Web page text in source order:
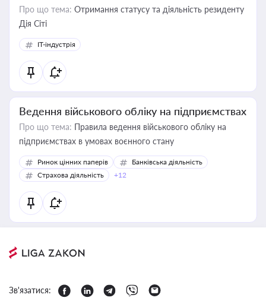
Про що тема: Отримання статусу та діяльність резиденту
Дія Сіті
IT-індустрія
Ведення військового обліку на підприємствах
Про що тема: Правила ведення військового обліку на
підприємствах в умовах воєнного стану
Ринок цінних паперів
Банківська діяльність
Страхова діяльність
+12
Зв'язатися: